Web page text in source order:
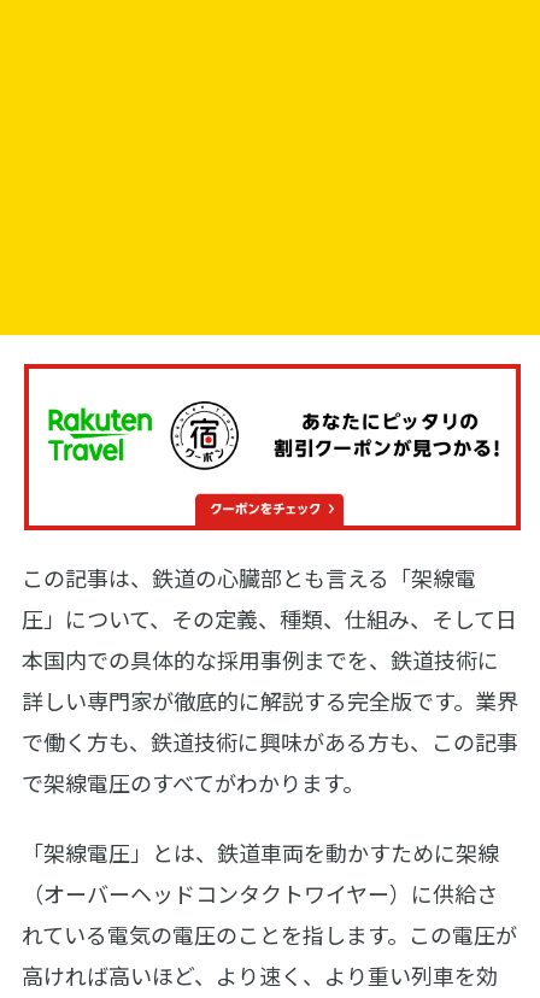
この記事は、鉄道の心臓部とも言える「架線電
圧」について、その定義、種類、仕組み、そして日
本国内での具体的な採用事例までを、鉄道技術に
詳しい専門家が徹底的に解説する完全版です。業界
で働く方も、鉄道技術に興味がある方も、この記事
で架線電圧のすべてがわかります。
「架線電圧」とは、鉄道車両を動かすために架線
（オーバーヘッドコンタクトワイヤー）に供給さ
れている電気の電圧のことを指します。この電圧が
高ければ高いほど、より速く、より重い列車を効